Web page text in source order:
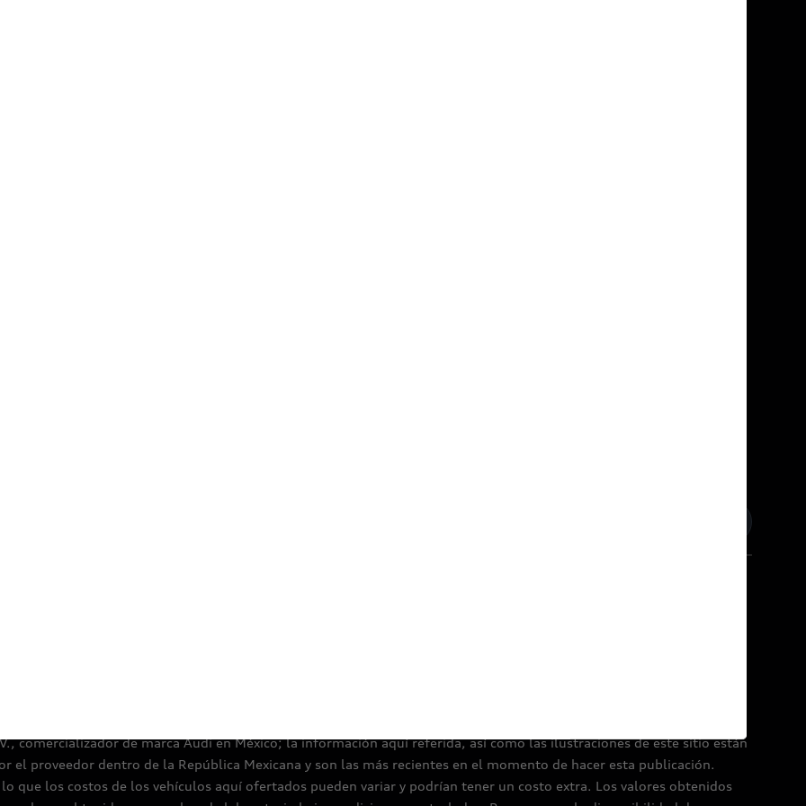
comercializador de marca Audi en México; la información aquí referida, así como las ilustraciones de este sitio están
el proveedor dentro de la República Mexicana y son las más recientes en el momento de hacer esta publicación.
que los costos de los vehículos aquí ofertados pueden variar y podrían tener un costo extra. Los valores obtenidos